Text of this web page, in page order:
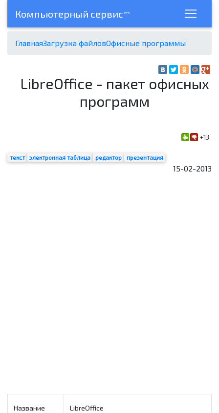
Компьютерный сервис cts
ГлавнаяЗагрузка файловОфисные программы
LibreOffice - пакет офисных
программ
+13
текст электронная таблица редактор презентация
15-02-2013
Название
LibreOffice